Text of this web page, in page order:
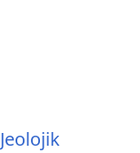
Jeolojik